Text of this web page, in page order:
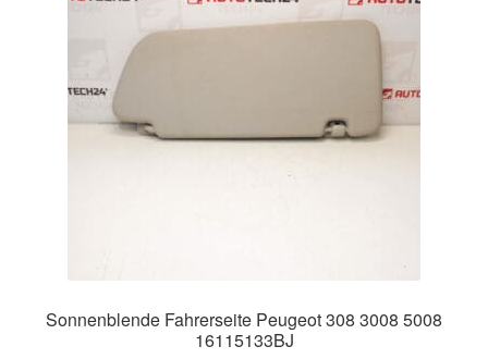
Sonnenblende Fahrerseite Peugeot 308 3008 5008
16115133BJ